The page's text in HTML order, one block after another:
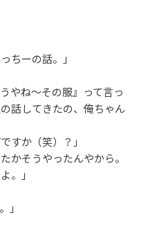
ちーの話。」
やね〜その服』って言っ
話してきたの、俺ちゃん
すか（笑）？」
かそうやったんやから。
。」
」